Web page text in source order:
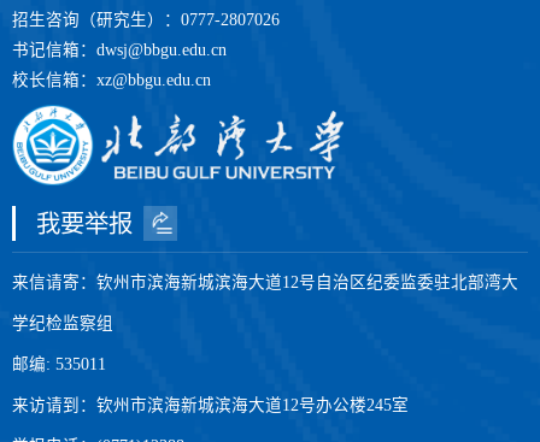
招生咨询（研究生）：0777-2807026
书记信箱：dwsj@bbgu.edu.cn
校长信箱：xz@bbgu.edu.cn
我要举报
来信请寄：钦州市滨海新城滨海大道12号自治区纪委监委驻北部湾大
学纪检监察组
邮编: 535011
来访请到：钦州市滨海新城滨海大道12号办公楼245室